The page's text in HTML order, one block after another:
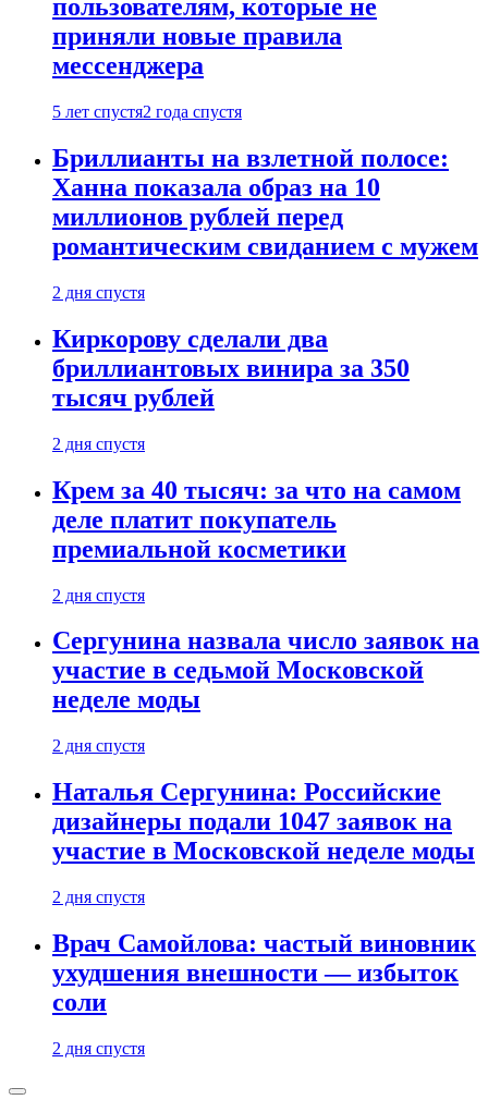
пользователям, которые не
приняли новые правила
мессенджера
5 лет спустя2 года спустя
Бриллианты на взлетной полосе:
Ханна показала образ на 10
миллионов рублей перед
романтическим свиданием с мужем
2 дня спустя
Киркорову сделали два
бриллиантовых винира за 350
тысяч рублей
2 дня спустя
Крем за 40 тысяч: за что на самом
деле платит покупатель
премиальной косметики
2 дня спустя
Сергунина назвала число заявок на
участие в седьмой Московской
неделе моды
2 дня спустя
Наталья Сергунина: Российские
дизайнеры подали 1047 заявок на
участие в Московской неделе моды
2 дня спустя
Врач Самойлова: частый виновник
ухудшения внешности — избыток
соли
2 дня спустя